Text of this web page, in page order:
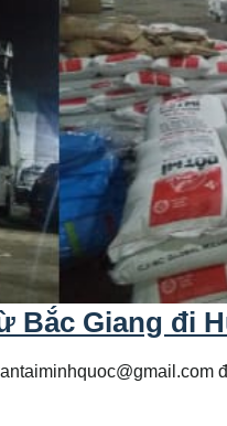
Bắc Giang đi